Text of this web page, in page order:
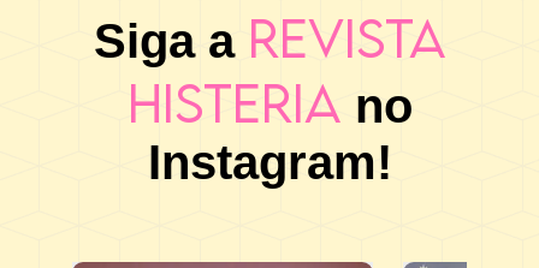
Siga a Revista
Histeria no
Instagram!